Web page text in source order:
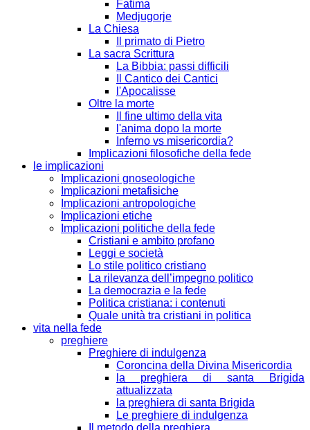
Fatima
Medjugorje
La Chiesa
Il primato di Pietro
La sacra Scrittura
La Bibbia: passi difficili
Il Cantico dei Cantici
l'Apocalisse
Oltre la morte
Il fine ultimo della vita
l'anima dopo la morte
Inferno vs misericordia?
Implicazioni filosofiche della fede
le implicazioni
Implicazioni gnoseologiche
Implicazioni metafisiche
Implicazioni antropologiche
Implicazioni etiche
Implicazioni politiche della fede
Cristiani e ambito profano
Leggi e società
Lo stile politico cristiano
La rilevanza dell’impegno politico
La democrazia e la fede
Politica cristiana: i contenuti
Quale unità tra cristiani in politica
vita nella fede
preghiere
Preghiere di indulgenza
Coroncina della Divina Misericordia
la preghiera di santa Brigida
attualizzata
la preghiera di santa Brigida
Le preghiere di indulgenza
Il metodo della preghiera